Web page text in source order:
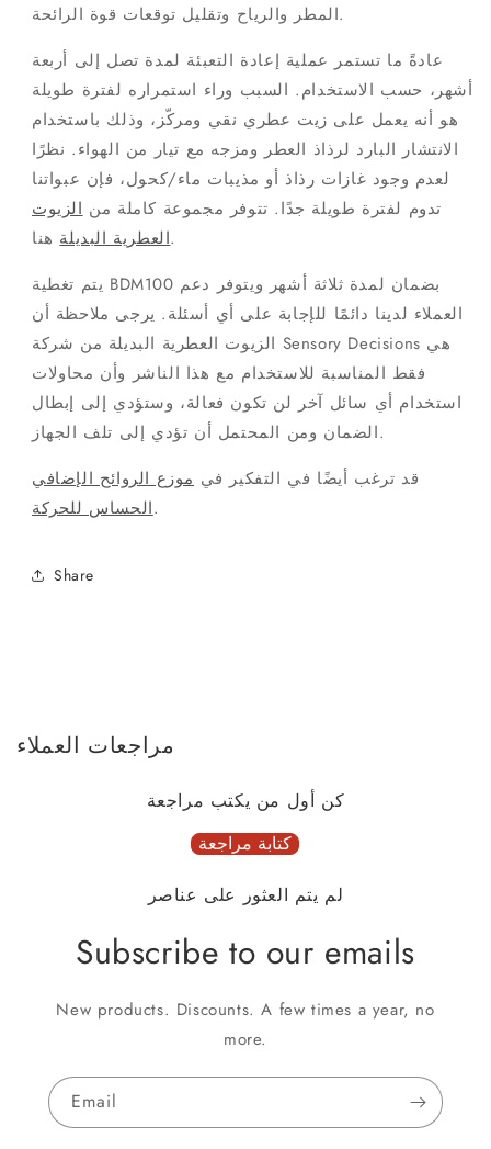
المطر والرياح وتقليل توقعات قوة الرائحة.
عادةً ما تستمر عملية إعادة التعبئة لمدة تصل إلى أربعة
أشهر، حسب الاستخدام. السبب وراء استمراره لفترة طويلة
هو أنه يعمل على زيت عطري نقي ومركّز، وذلك باستخدام
الانتشار البارد لرذاذ العطر ومزجه مع تيار من الهواء. نظرًا
لعدم وجود غازات رذاذ أو مذيبات ماء/كحول، فإن عبواتنا
تدوم لفترة طويلة جدًا. تتوفر مجموعة كاملة من الزيوت
العطرية البديلةهنا.
يتم تغطية BDM100 بضمان لمدة ثلاثة أشهر ويتوفر دعم
العملاء لدينا دائمًا للإجابة على أي أسئلة. يرجى ملاحظة أن
الزيوت العطرية البديلة من شركة Sensory Decisions هي
فقط المناسبة للاستخدام مع هذا الناشر وأن محاولات
استخدام أي سائل آخر لن تكون فعالة، وستؤدي إلى إبطال
الضمان ومن المحتمل أن تؤدي إلى تلف الجهاز.
قد ترغب أيضًا في التفكير في موزع الروائح الإضافي
الحساس للحركة.
Share
مراجعات العملاء
كن أول من يكتب مراجعة
كتابة مراجعة
لم يتم العثور على عناصر
Subscribe to our emails
New products. Discounts. A few times a year, no
more.
Email